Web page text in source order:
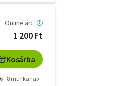
Online ár:
1 200 Ft
Kosárba
6 - 8 munkanap